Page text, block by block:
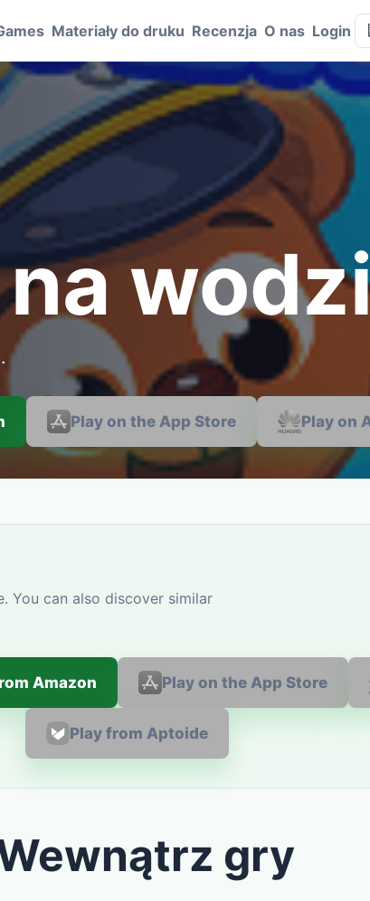
Materiały do druku Recenzja O nas Login
Play on the App Store Play on
You can also discover similar
Amazon Play on the App Store
Play from Aptoide
gry